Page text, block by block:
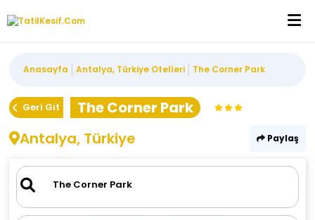
Anasayfa Antalya, Türkiye Otelleri The Corner Park
Geri Git
The Corner Park
Antalya, Türkiye
Paylaş